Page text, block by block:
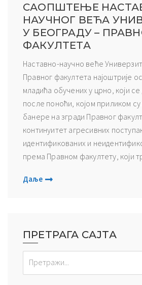
САОПШТЕЊЕ
НАУЧНОГ ВЕЋА
У БЕОГРАДУ –
ФАКУЛТЕТА
Наставно-научно веће
Правног факултета најоштрије
младића обучених у црно, који
после поноћи, којом приликом
банере на згради Правног
континуитет агресивних
идентификованих и
према Правном факултету, који
Даље
ПРЕТРАГА САЈТА